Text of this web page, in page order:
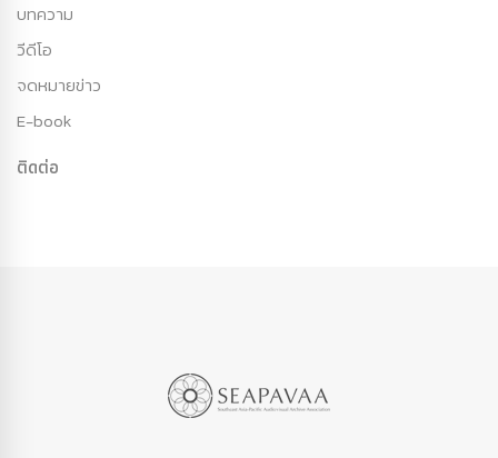
บทความ
วีดีโอ
จดหมายข่าว
E-book
ติดต่อ